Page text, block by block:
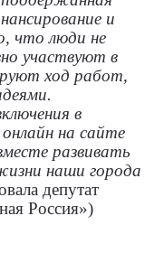
и
что люди не
участвуют в
ход работ,
в
на сайте
развивать
наши города
депутат
Россия»)